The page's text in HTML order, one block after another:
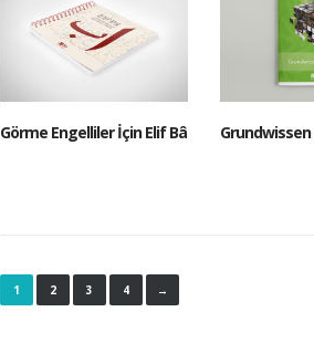
Görme Engelliler İçin Elif Bâ Grundwissen
1 2 3 4 →